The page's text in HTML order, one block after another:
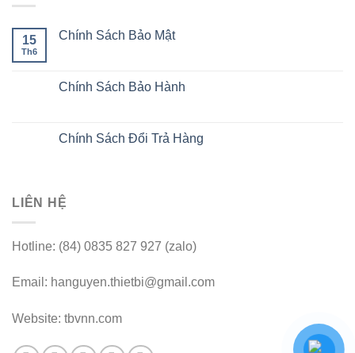
15
Th6
Chính Sách Bảo Mật
Chính Sách Bảo Hành
Chính Sách Đổi Trả Hàng
LIÊN HỆ
Hotline: (84) 0835 827 927 (zalo)
Email: hanguyen.thietbi@gmail.com
Website: tbvnn.com